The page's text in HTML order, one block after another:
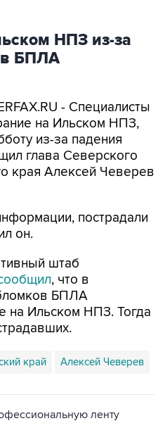
НПЗ из-за
БПЛА
- Специалисты
из-за падения
глава Северского
края Алексей Чеверев
пострадали
штаб
БПЛА
Ильском НПЗ. Тогда
край Алексей Чеверев
главных новостей сайта